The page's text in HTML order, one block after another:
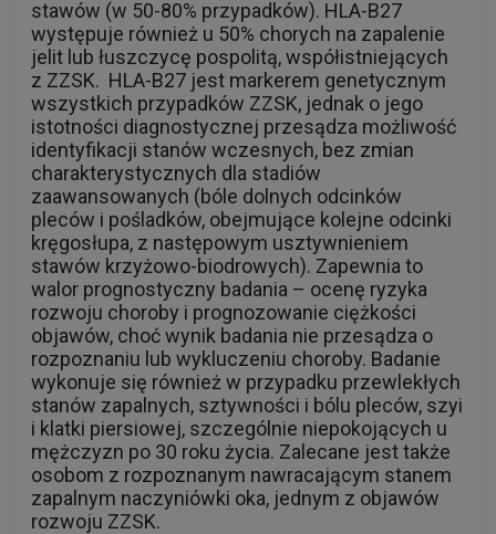
stawów (w 50-80% przypadków). HLA-B27
występuje również u 50% chorych na zapalenie
jelit lub łuszczycę pospolitą, współistniejących
z ZZSK. HLA-B27 jest markerem genetycznym
wszystkich przypadków ZZSK, jednak o jego
istotności diagnostycznej przesądza możliwość
identyfikacji stanów wczesnych, bez zmian
charakterystycznych dla stadiów
zaawansowanych (bóle dolnych odcinków
pleców i pośladków, obejmujące kolejne odcinki
kręgosłupa, z następowym usztywnieniem
stawów krzyżowo-biodrowych). Zapewnia to
walor prognostyczny badania – ocenę ryzyka
rozwoju choroby i prognozowanie ciężkości
objawów, choć wynik badania nie przesądza o
rozpoznaniu lub wykluczeniu choroby. Badanie
wykonuje się również w przypadku przewlekłych
stanów zapalnych, sztywności i bólu pleców, szyi
i klatki piersiowej, szczególnie niepokojących u
mężczyzn po 30 roku życia. Zalecane jest także
osobom z rozpoznanym nawracającym stanem
zapalnym naczyniówki oka, jednym z objawów
rozwoju ZZSK.